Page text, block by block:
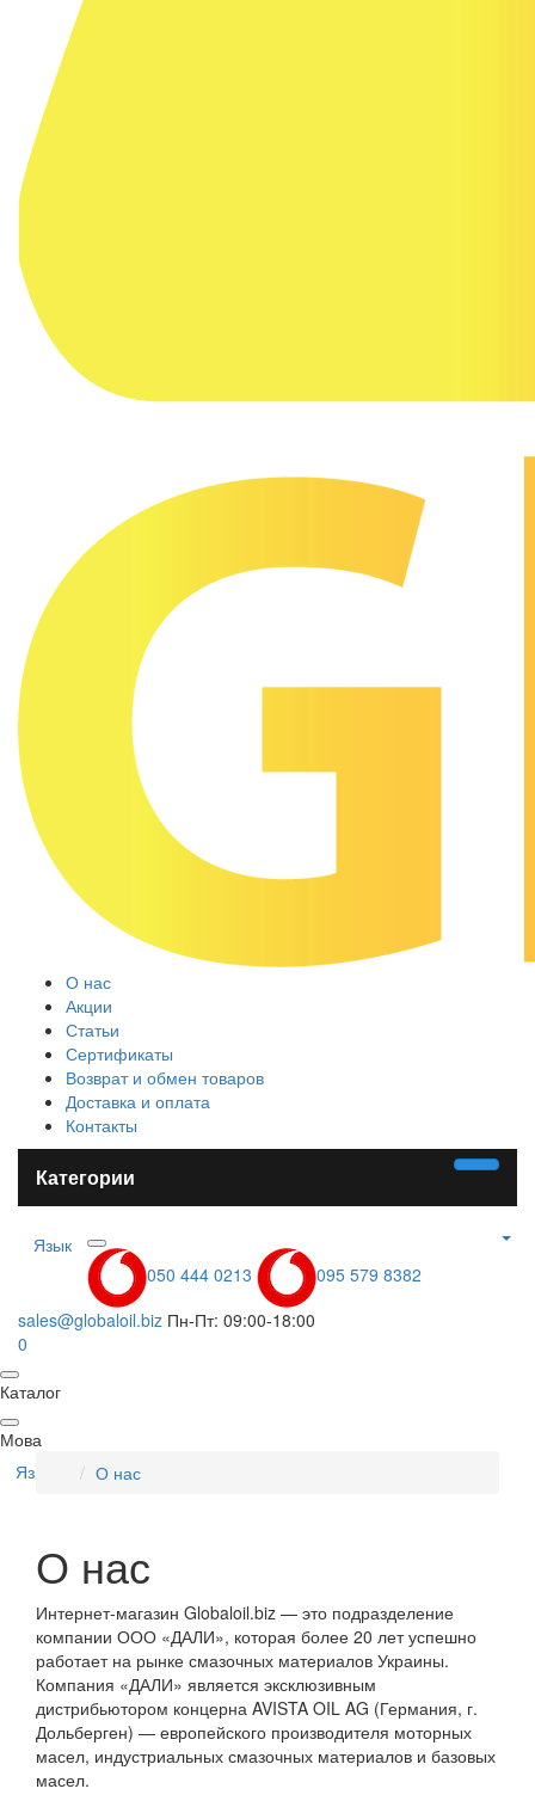
О нас
Акции
Статьи
Сертификаты
Возврат и обмен товаров
Доставка и оплата
Контакты
Категории
Язык
050 444 0213
095 579 8382
sales@globaloil.biz Пн-Пт: 09:00-18:00
0
Каталог
Мова
Язык
О нас
О нас
Интернет-магазин Globaloil.biz — это подразделение
компании ООО «ДАЛИ», которая более 20 лет успешно
работает на рынке смазочных материалов Украины.
Компания «ДАЛИ» является эксклюзивным
дистрибьютором концерна AVISTA OIL AG (Германия, г.
Дольберген) — европейского производителя моторных
масел, индустриальных смазочных материалов и базовых
масел.